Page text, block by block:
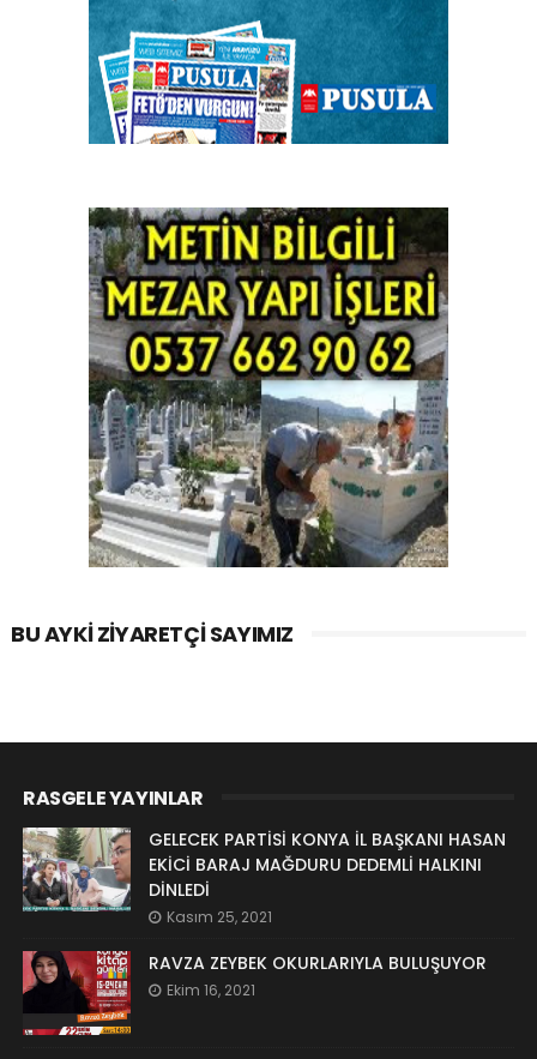
BU AYKI ZIYARETÇI SAYIMIZ
RASGELE YAYINLAR
GELECEK PARTİSİ KONYA İL BAŞKANI HASAN
EKİCİ BARAJ MAĞDURU DEDEMLİ HALKINI
DİNLEDİ
Kasım 25, 2021
RAVZA ZEYBEK OKURLARIYLA BULUŞUYOR
Ekim 16, 2021